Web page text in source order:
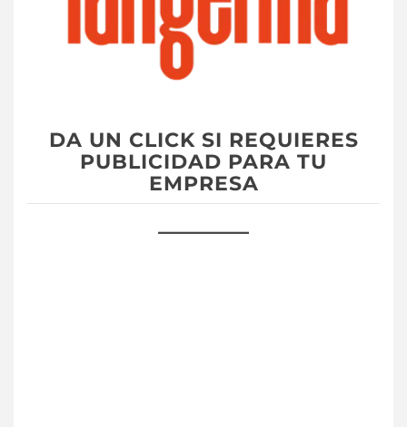
DA UN CLICK SI REQUIERES
PUBLICIDAD PARA TU
EMPRESA